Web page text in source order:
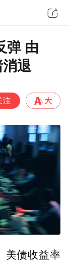
弹 由
退
美债收益率